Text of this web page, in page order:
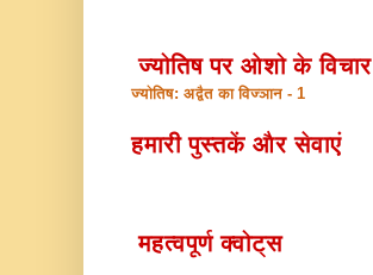
ज्योतिष पर ओशो के विचार
ज्योतिष: अद्वैत का विज्ञान - 1
हमारी पुस्तकें और सेवाएं
महत्वपूर्ण क्वोट्स